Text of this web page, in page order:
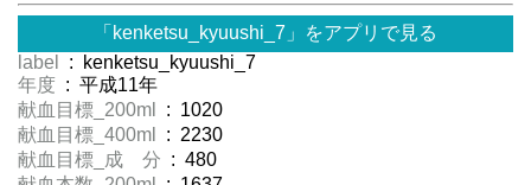
「kenketsu_kyuushi_7」をアプリで見る
label
: kenketsu_kyuushi_7
年度 : 平成11年
献血目標_200ml
: 1020
献血目標_400ml
: 2230
献血目標_成 分 : 480